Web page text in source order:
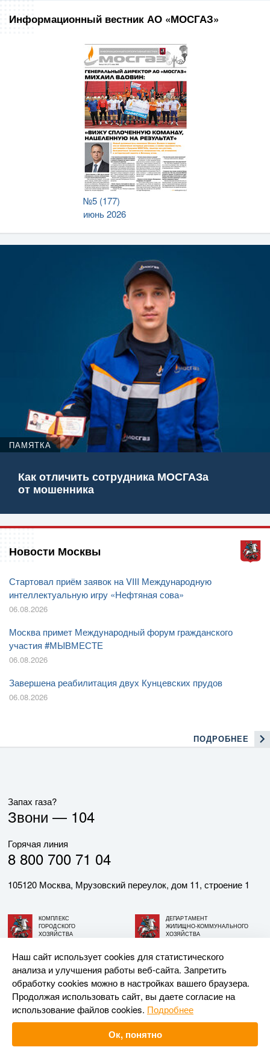
Информационный вестник АО «МОСГАЗ»
№5 (177)
июнь 2026
ПАМЯТКА
Как отличить сотрудника МОСГАЗа
от мошенника
Новости Москвы
Стартовал приём заявок на VIII Международную
интеллектуальную игру «Нефтяная сова»
06.08.2026
Москва примет Международный форум гражданского
участия #МЫВМЕСТЕ
06.08.2026
Завершена реабилитация двух Кунцевских прудов
06.08.2026
ПОДРОБНЕЕ
Запах газа?
Звони — 104
Горячая линия
8 800 700 71 04
105120 Москва, Мрузовский переулок, дом 11, строение 1
КОМПЛЕКС
ГОРОДСКОГО
ХОЗЯЙСТВА
ДЕПАРТАМЕНТ
ЖИЛИЩНО-КОММУНАЛЬНОГО
ХОЗЯЙСТВА
© АО «МОСГАЗ», 2026. При использовании материалов
ссылка на сайт обязательна.
Разработка и поддержка —Upriver
Наш сайт использует cookies для статистического
анализа и улучшения работы веб-сайта. Запретить
обработку cookies можно в настройках вашего браузера.
Продолжая использовать сайт, вы даете согласие на
использование файлов cookies. Подробнее
Ок, понятно